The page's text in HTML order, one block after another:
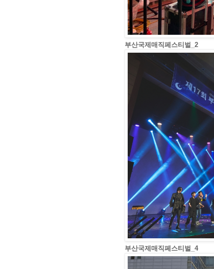
부산국제매직페스티벌_2
부산국제매직페스티벌_4